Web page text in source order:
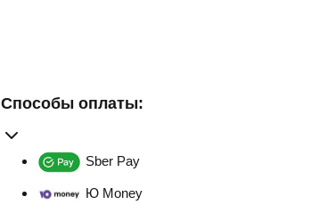
Способы оплаты:
Sber Pay
Ю Money